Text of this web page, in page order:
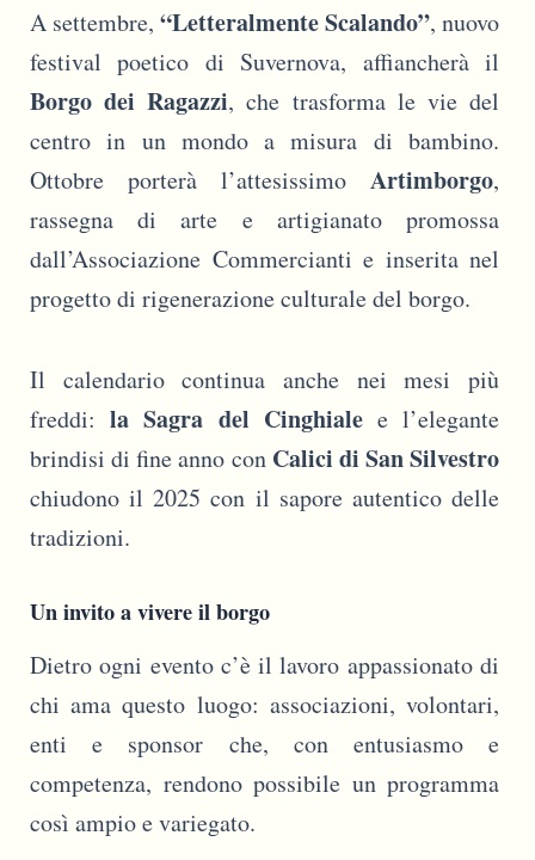
A settembre, “Letteralmente Scalando”, nuovo
festival poetico di Suvernova, affiancherà il
Borgo dei Ragazzi, che trasforma le vie del
centro in un mondo a misura di bambino.
Ottobre porterà l’attesissimo Artimborgo,
rassegna di arte e artigianato promossa
dall’Associazione Commercianti e inserita nel
progetto di rigenerazione culturale del borgo.
Il calendario continua anche nei mesi più
freddi:la Sagra del Cinghialee l’elegante
brindisi di fine anno con Calici di San Silvestro
chiudono il 2025 con il sapore autentico delle
tradizioni.
Un invito a vivere il borgo
Dietro ogni evento c’è il lavoro appassionato di
chi ama questo luogo: associazioni, volontari,
enti e sponsor che, con entusiasmo e
competenza, rendono possibile un programma
così ampio e variegato.